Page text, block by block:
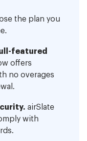
the plan you
featured
offers
no overages
airSlate
with